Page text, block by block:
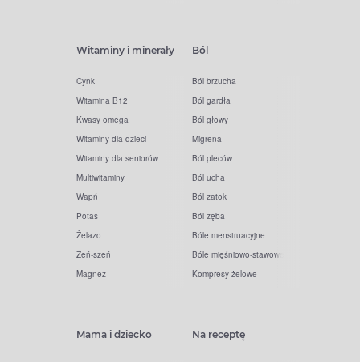
Witaminy i minerały
Cynk
Witamina B12
Kwasy omega
Witaminy dla dzieci
Witaminy dla seniorów
Multiwitaminy
Wapń
Potas
Żelazo
Żeń-szeń
Magnez
Ból
Ból brzucha
Ból gardła
Ból głowy
Migrena
Ból pleców
Ból ucha
Ból zatok
Ból zęba
Bóle menstruacyjne
Bóle mięśniowo-stawowe
Kompresy żelowe
Mama i dziecko Na receptę